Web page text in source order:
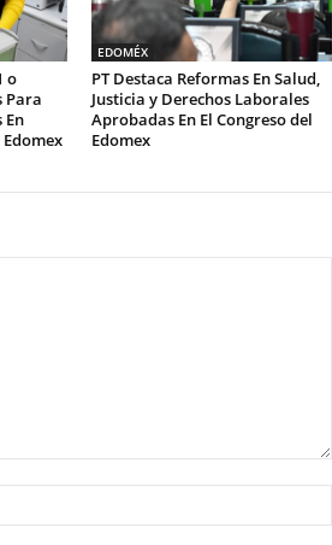
o
Para
EDOMÉX
PT Destaca Reformas En Salud,
Justicia y Derechos Laborales
Aprobadas En El Congreso del
Edomex